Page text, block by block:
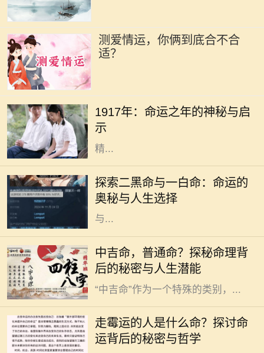
测爱情运，你俩到底合不合
适？
1917年：命运之年的神秘与启
示
格外引人注目。在这一年中，发生了
许多影响深远的事件，尽管我们在这
里并不讨论政治，而是从个人命运和
精...
探索二黑命与一白命：命运的
奥秘与人生选择
在命理学中，每个人的命运都被认为
与其出生时的八字密切相关。而在这
些八字中，尤其是二黑命和一白命这
两种命理类型，常常引起人们的关注
与...
中吉命，普通命？探秘命理背
后的秘密与人生潜能
在中国传统命理学中，人们常常将自
己的命运与生辰八字联系在一起，其
中“吉”和“凶”是最为常见的分类。而
“中吉命”作为一个特殊的类别，...
走霉运的人是什么命？探讨命
运背后的秘密与哲学
在我们的生活中，总会遇到一些人，
他们似乎总是与霉运相伴，无论是事
业、感情还是健康，似乎都在不断遭
遇挫折和不顺。这样的现象引发了许